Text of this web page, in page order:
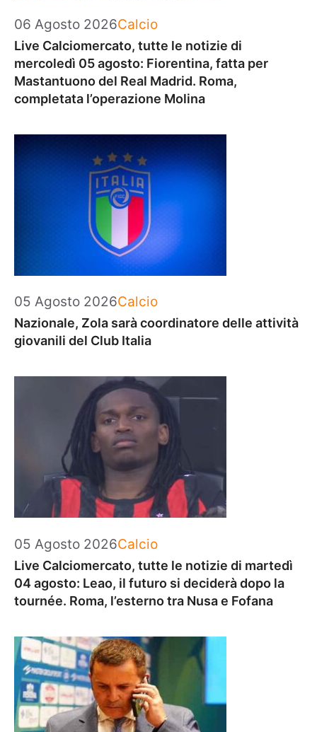
06 Agosto 2026Categorie
Calcio
Live Calciomercato, tutte le notizie di
mercoledì 05 agosto: Fiorentina, fatta per
Mastantuono del Real Madrid. Roma,
completata l’operazione Molina
05 Agosto 2026Categorie
Calcio
Nazionale, Zola sarà coordinatore delle attività
giovanili del Club Italia
05 Agosto 2026Categorie
Calcio
Live Calciomercato, tutte le notizie di martedì
04 agosto: Leao, il futuro si deciderà dopo la
tournée. Roma, l’esterno tra Nusa e Fofana